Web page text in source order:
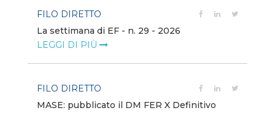
FILO DIRETTO
La settimana di EF - n. 29 - 2026
LEGGI DI PIÙ
FILO DIRETTO
MASE: pubblicato il DM FER X Definitivo